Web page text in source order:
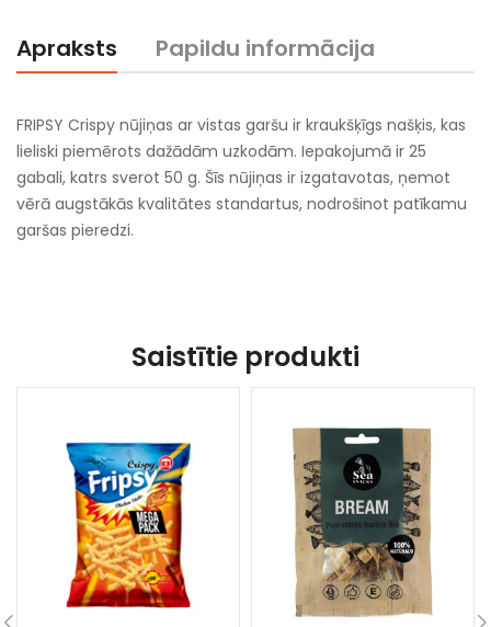
Apraksts Papildu informācija
FRIPSY Crispy nūjiņas ar vistas garšu ir kraukšķīgs našķis, kas
lieliski piemērots dažādām uzkodām. Iepakojumā ir 25
gabali, katrs sverot 50 g. Šīs nūjiņas ir izgatavotas, ņemot
vērā augstākās kvalitātes standartus, nodrošinot patīkamu
garšas pieredzi.
Saistītie produkti